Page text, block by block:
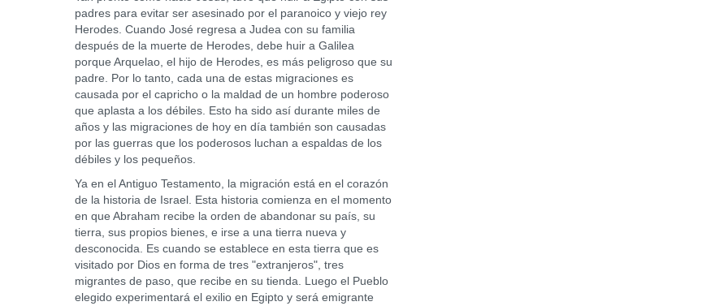
padres para evitar ser asesinado por el paranoico y viejo rey
Herodes. Cuando José regresa a Judea con su familia
después de la muerte de Herodes, debe huir a Galilea
porque Arquelao, el hijo de Herodes, es más peligroso que su
padre. Por lo tanto, cada una de estas migraciones es
causada por el capricho o la maldad de un hombre poderoso
que aplasta a los débiles. Esto ha sido así durante miles de
años y las migraciones de hoy en día también son causadas
por las guerras que los poderosos luchan a espaldas de los
débiles y los pequeños.
Ya en el Antiguo Testamento, la migración está en el corazón
de la historia de Israel. Esta historia comienza en el momento
en que Abraham recibe la orden de abandonar su país, su
tierra, sus propios bienes, e irse a una tierra nueva y
desconocida. Es cuando se establece en esta tierra que es
visitado por Dios en forma de tres "extranjeros", tres
migrantes de paso, que recibe en su tienda. Luego el Pueblo
elegido experimentará el exilio en Egipto y será emigrante